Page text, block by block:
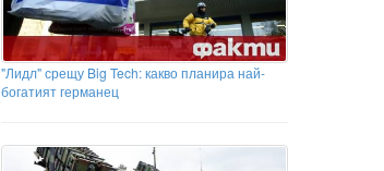
"Лидл" срещу Big Tech: какво планира най-
богатият германец